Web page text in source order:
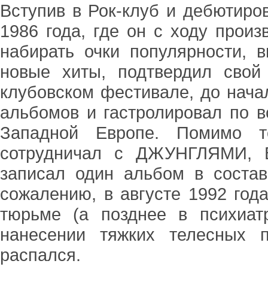
Вступив в Рок-клуб и
1986 года, где он с ходу
набирать очки
новые хиты, подтвердил
клубовском фестивале, до
альбомов и гастролировал по
Западной Европе. Помимо
сотрудничал с
записал один альбом в
сожалению, в августе 1992
тюрьме (а позднее в
нанесении тяжких
распался.